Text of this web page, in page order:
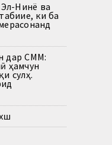
Нинё ва
ки ба
дар СММ:
ҳамчун
сулҳ.